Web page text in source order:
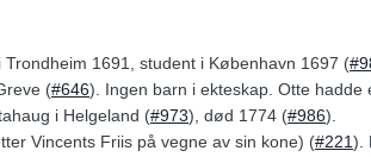
1691, student i København 1697 (
(#646). Ingen barn i ekteskap. Otte hadde
i Helgeland (#973), død 1774 (#986).
Vincents Friis på vegne av sin kone) (#221).